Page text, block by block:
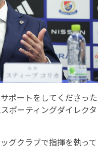
ポートをしてくださった
ポーティングダイレクタ
グクラブで指揮を執って